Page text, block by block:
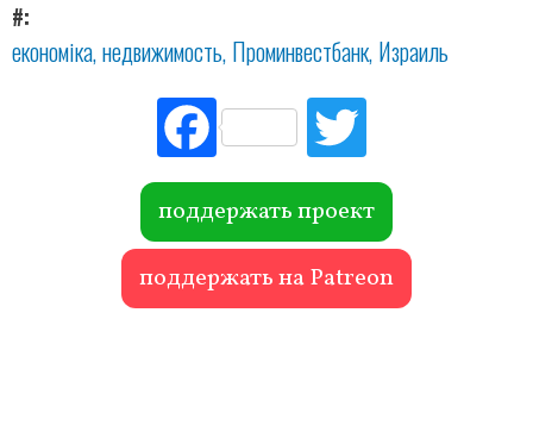
#
економіка недвижимость Проминвестбанк Израиль
Fac
ebo
ok r
поддержать проект
поддержать на Patreon